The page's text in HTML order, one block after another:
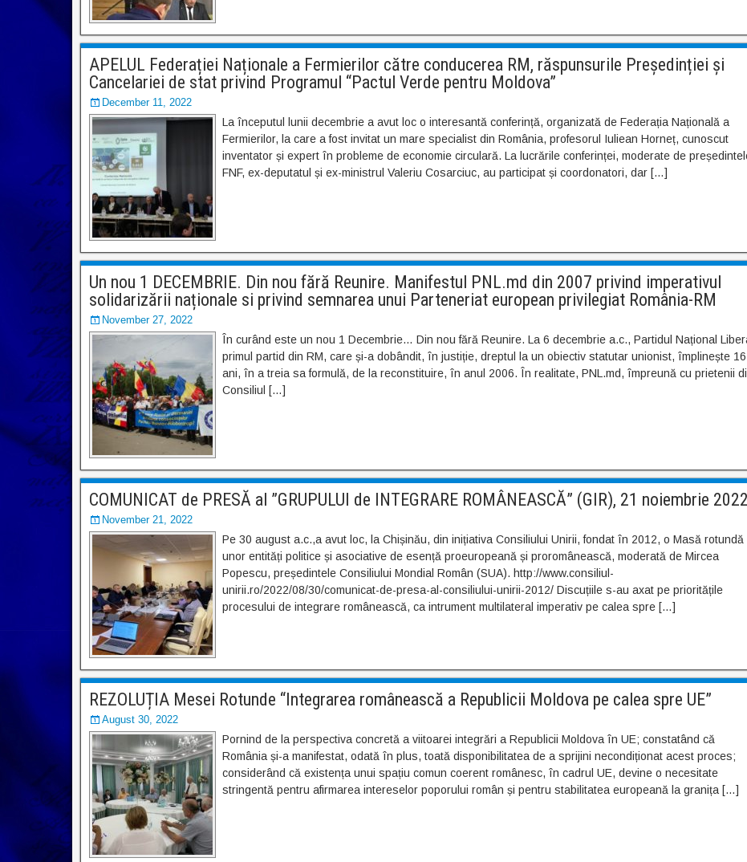
APELUL Federației Naționale a Fermierilor către conducerea RM, răspunsurile Președinției și
Cancelariei de stat privind Programul “Pactul Verde pentru Moldova”
December 11, 2022
La începutul lunii decembrie a avut loc o interesantă conferință, organizată de Federația Națională a
Fermierilor, la care a fost invitat un mare specialist din România, profesorul Iuliean Horneț, cunoscut
inventator și expert în probleme de economie circulară. La lucrările conferinței, moderate de
FNF, ex-deputatul și ex-ministrul Valeriu Cosarciuc, au participat și coordonatori, dar […]
Un nou 1 DECEMBRIE. Din nou fără Reunire. Manifestul PNL.md din 2007 privind imperativul
solidarizării naționale si privind semnarea unui Parteneriat european privilegiat România-RM
November 27, 2022
În curând este un nou 1 Decembrie… Din nou fără Reunire. La 6 decembrie a.c., Partidul Național
primul partid din RM, care și-a dobândit, în justiție, dreptul la un obiectiv statutar unionist, împlinește 16
ani, în a treia sa formulă, de la reconstituire, în anul 2006. În realitate, PNL.md, împreună cu prietenii
Consiliul […]
COMUNICAT de PRESĂ al ”GRUPULUI de INTEGRARE ROMÂNEASCĂ” (GIR), 21 noiembrie 2022
November 21, 2022
Pe 30 august a.c.,a avut loc, la Chișinău, din inițiativa Consiliului Unirii, fondat în 2012, o Masă rotundă
unor entități politice și asociative de esență proeuropeană și proromânească, moderată de Mircea
Popescu, președintele Consiliului Mondial Român (SUA). http://www.consiliul-
unirii.ro/2022/08/30/comunicat-de-presa-al-consiliului-unirii-2012/ Discuțiile s-au axat pe prioritățile
procesului de integrare românească, ca intrument multilateral imperativ pe calea spre […]
REZOLUȚIA Mesei Rotunde “Integrarea românească a Republicii Moldova pe calea spre UE”
August 30, 2022
Pornind de la perspectiva concretă a viitoarei integrări a Republicii Moldova în UE; constatând că
România și-a manifestat, odată în plus, toată disponibilitatea de a sprijini necondiționat acest proces;
considerând că existența unui spațiu comun coerent românesc, în cadrul UE, devine o necesitate
stringentă pentru afirmarea intereselor poporului român și pentru stabilitatea europeană la granița […]